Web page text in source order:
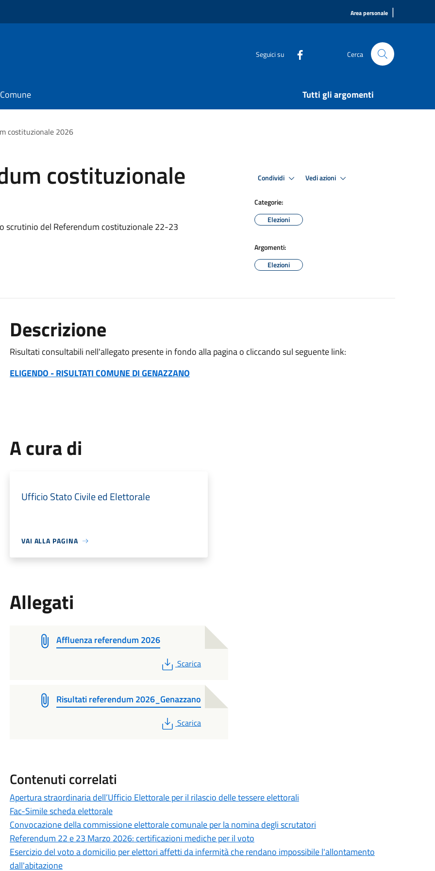
Area personale |
Seguici su Cerca
Tutti gli argomenti
costituzionale 2026
costituzionale
scrutinio del Referendum costituzionale 22-23
Condividi Vedi azioni
Categorie:
Elezioni
Argomenti:
Elezioni
Descrizione
Risultati consultabili nell'allegato presente in fondo alla pagina o cliccando sul seguente link:
ELIGENDO - RISULTATI COMUNE DI GENAZZANO
A cura di
Ufficio Stato Civile ed Elettorale
VAI ALLA PAGINA
Allegati
Affluenza referendum 2026
PDF
Scarica
Risultati referendum 2026_Genazzano
PDF
Scarica
Contenuti correlati
Apertura straordinaria dell’Ufficio Elettorale per il rilascio delle tessere elettorali
Fac-Simile scheda elettorale
Convocazione della commissione elettorale comunale per la nomina degli scrutatori
Referendum 22 e 23 Marzo 2026: certificazioni mediche per il voto
Esercizio del voto a domicilio per elettori affetti da infermità che rendano impossibile l'allontamento
dall'abitazione